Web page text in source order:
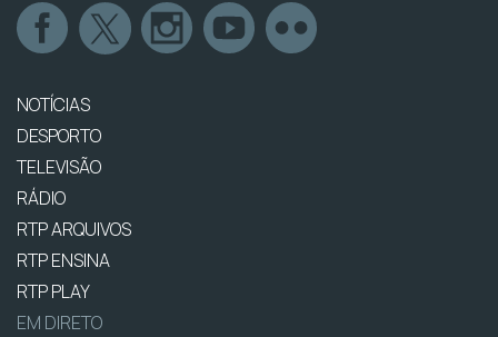
NOTÍCIAS
DESPORTO
TELEVISÃO
RÁDIO
RTP ARQUIVOS
RTP ENSINA
RTP PLAY
EM DIRETO